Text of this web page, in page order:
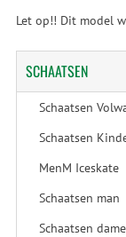
Let op!! Dit model
SCHAATSEN
Schaatsen
Schaatsen
MenM Iceskate
Schaatsen man
Schaatsen